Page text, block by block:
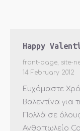
Happy
front-page, site-
14 February 2012
Ευχόμαστε
Βαλεντίνα για
Πολλά σε
Ανθοπωλείο